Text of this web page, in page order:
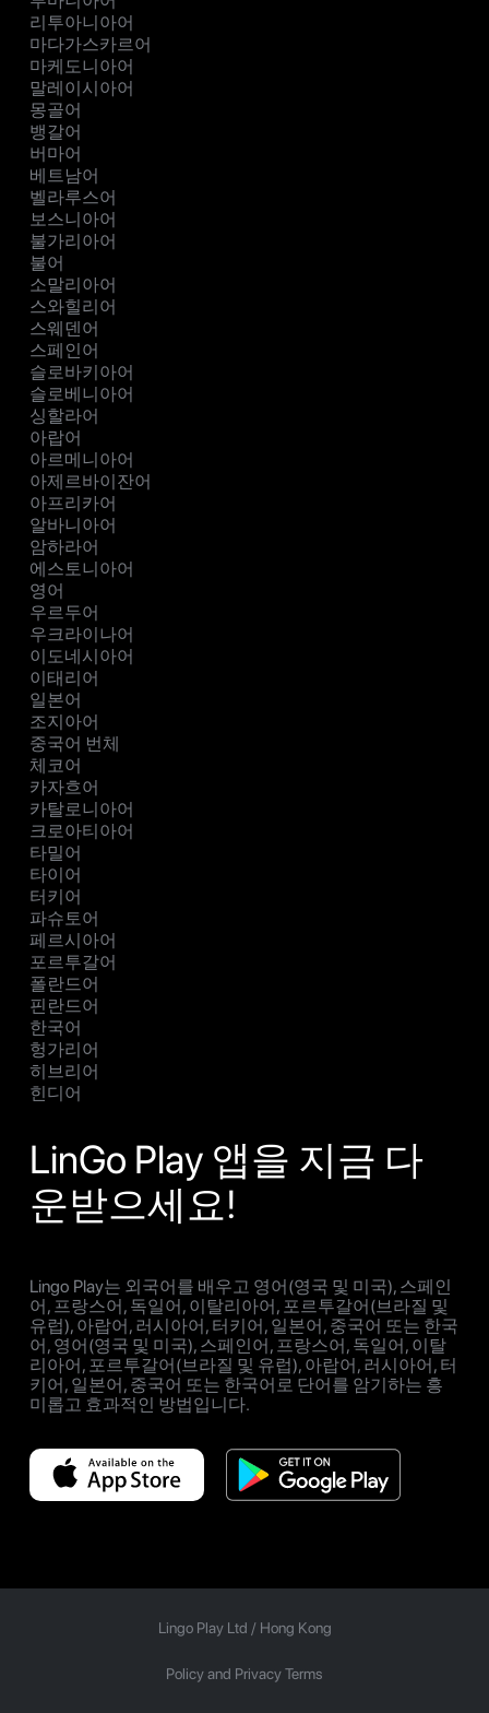
리투아니아어
마다가스카르어
마케도니아어
말레이시아어
몽골어
뱅갈어
버마어
베트남어
벨라루스어
보스니아어
불가리아어
불어
소말리아어
스와힐리어
스웨덴어
스페인어
슬로바키아어
슬로베니아어
싱할라어
아랍어
아르메니아어
아제르바이잔어
아프리카어
알바니아어
암하라어
에스토니아어
영어
우르두어
우크라이나어
이도네시아어
이태리어
일본어
조지아어
중국어 번체
체코어
카자흐어
카탈로니아어
크로아티아어
타밀어
타이어
터키어
파슈토어
페르시아어
포르투갈어
폴란드어
핀란드어
한국어
헝가리어
히브리어
힌디어
LinGo Play 앱을 지금 다
운받으세요!
Lingo Play는 외국어를 배우고 영어(영국 및 미국), 스페인
어, 프랑스어, 독일어, 이탈리아어, 포르투갈어(브라질 및
유럽), 아랍어, 러시아어, 터키어, 일본어, 중국어 또는 한국
어, 영어(영국 및 미국), 스페인어, 프랑스어, 독일어, 이탈
리아어, 포르투갈어(브라질 및 유럽), 아랍어, 러시아어, 터
키어, 일본어, 중국어 또는 한국어로 단어를 암기하는 흥
미롭고 효과적인 방법입니다.
Lingo Play Ltd / Hong Kong
Policy and Privacy Terms